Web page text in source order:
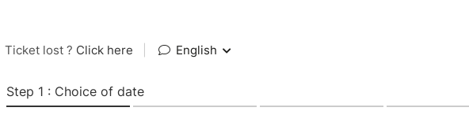
Ticket lost ? Click here English
Step 1 : Choice of date